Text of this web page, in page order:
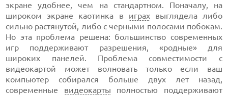
экране удобнее, чем на стандартном. Поначалу, на
широком экране каотинка в играхвыглядела либо
сильно растянутой, либо с черными полосами побокам.
Но эта проблема решена: большинство современных
игр поддерживают разрешения, «родные» для
широких панелей. Проблема совместимости с
видеокартой может волновать только если ваш
компьютер собирался больше двух лет назад,
современные видеокарты полностью поддерживают